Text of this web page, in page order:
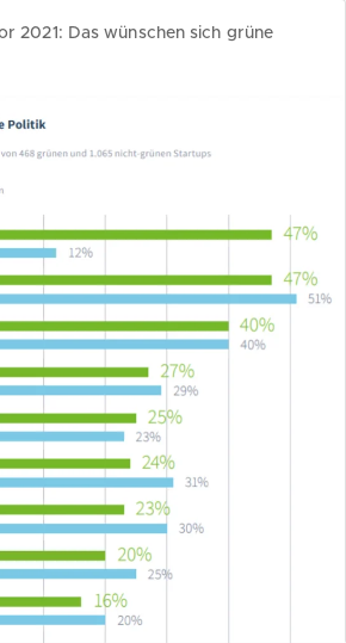
2021: Das wünschen sich grüne